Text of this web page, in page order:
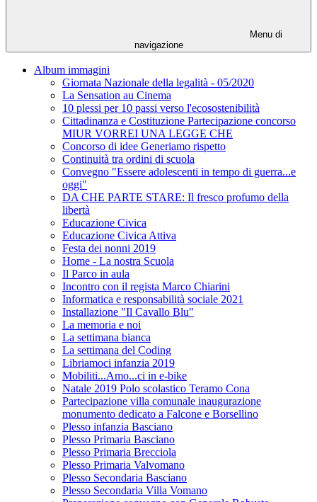
Menu di
navigazione
Album immagini
Giornata Nazionale della legalità - 05/2020
La Sensation au Cinema
10 plessi per 10 passi verso l'ecosostenibilità
Cittadinanza e Costituzione Partecipazione concorso
MIUR VORREI UNA LEGGE CHE
Concorso di idee Generiamo rispetto
Continuità tra ordini di scuola
Convegno "Essere adolescenti in tempo di guerra...e
oggi"
DA CHE PARTE STARE: Il fresco profumo della
libertà
Educazione Civica
Educazione Civica Attiva
Festa dei nonni 2019
Home - La nostra Scuola
Il Parco in aula
Incontro con il regista Marco Chiarini
Informatica e responsabilità sociale 2021
Installazione "Il Cavallo Blu"
La memoria e noi
La settimana bianca
La settimana del Coding
Libriamoci infanzia 2019
Mobiliti...Amo...ci in e-bike
Natale 2019 Polo scolastico Teramo Cona
Partecipazione villa comunale inaugurazione
monumento dedicato a Falcone e Borsellino
Plesso infanzia Basciano
Plesso Primaria Basciano
Plesso Primaria Brecciola
Plesso Primaria Valvomano
Plesso Secondaria Basciano
Plesso Secondaria Villa Vomano